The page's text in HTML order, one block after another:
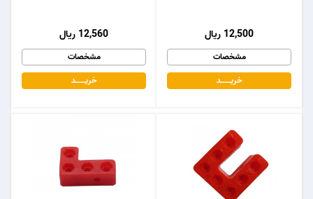
12,560 ریال
مشخصات
خریـــــــد
12,500 ریال
مشخصات
خریـــــــد